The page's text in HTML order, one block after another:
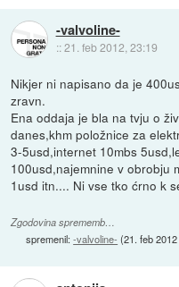
-valvoline-
::21. feb 2012, 23:19
Nikjer ni napisano da je
zravn.
Ena oddaja je bla na tvju o
danes,khm položnice za
3-5usd,internet 10mbs
100usd,najemnine v obrobju
1usd itn.... Ni vse tko ćrno k
Zgodovina sprememb…
spremenil:-valvoline- (21. feb